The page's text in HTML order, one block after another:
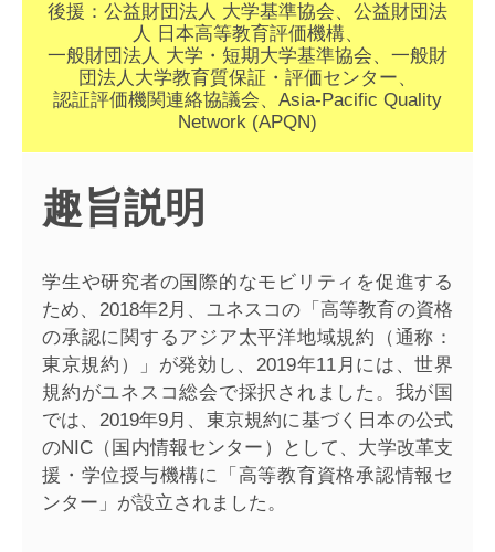
後援：公益財団法人 大学基準協会、公益財団法
人 日本高等教育評価機構、
一般財団法人 大学・短期大学基準協会、一般財
団法人大学教育質保証・評価センター、
認証評価機関連絡協議会、Asia-Pacific Quality
Network (APQN)
趣旨説明
学生や研究者の国際的なモビリティを促進する
ため、2018年2月、ユネスコの「高等教育の資格
の承認に関するアジア太平洋地域規約（通称：
東京規約）」が発効し、2019年11月には、世界
規約がユネスコ総会で採択されました。我が国
では、2019年9月、東京規約に基づく日本の公式
のNIC（国内情報センター）として、大学改革支
援・学位授与機構に「高等教育資格承認情報セ
ンター」が設立されました。